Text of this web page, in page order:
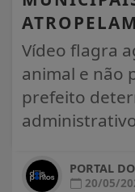
Vídeo flagra
animal e não
prefeito
PORTAL
20/05/